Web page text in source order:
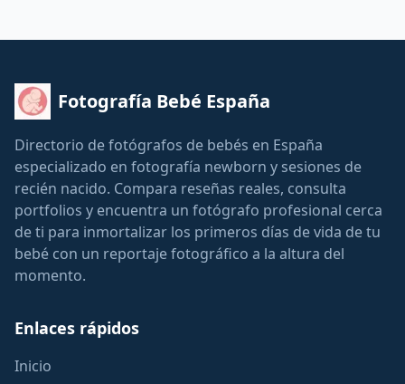
Fotografía Bebé España
Directorio de fotógrafos de bebés en España
especializado en fotografía newborn y sesiones de
recién nacido. Compara reseñas reales, consulta
portfolios y encuentra un fotógrafo profesional cerca
de ti para inmortalizar los primeros días de vida de tu
bebé con un reportaje fotográfico a la altura del
momento.
Enlaces rápidos
Inicio